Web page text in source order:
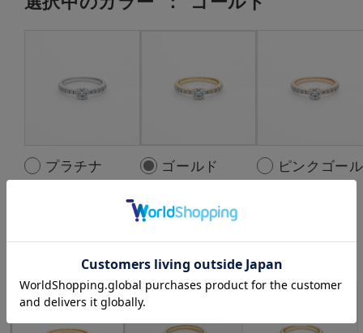
プラチナ ゴールド
ピンクゴール
選択中の中石 ： LGD:0.50ct